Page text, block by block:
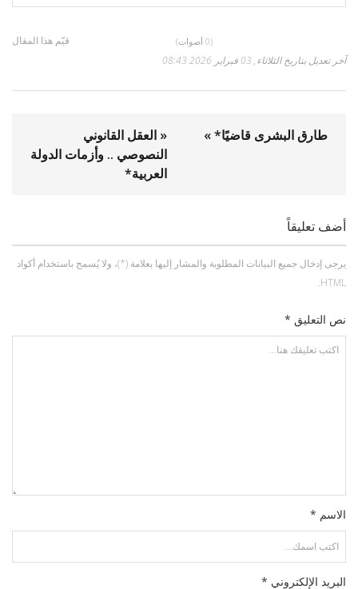
قيّم هذا المقال (0 أصوات)
آخر تعديل بتاريخ الثلاثاء, 03 فبراير 2026 08:43
« العقل القانوني
النصوصي .. وأزمات الدولة
العربية*
طارق البشرى قاضيًا* »
أضف تعليقاً
يرجى إدخال جميع البيانات المطلوبة والمشار إليها بعلامة (*)، ولا يُسمح باستخدام أكواد
HTML.
نص التعليق *
الاسم *
البريد الإلكتروني *